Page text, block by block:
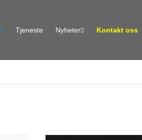
Tjeneste Nyheter Kontakt oss